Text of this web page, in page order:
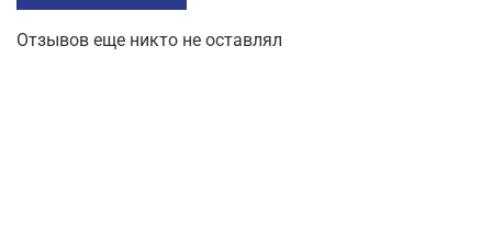
Отзывов еще никто не оставлял